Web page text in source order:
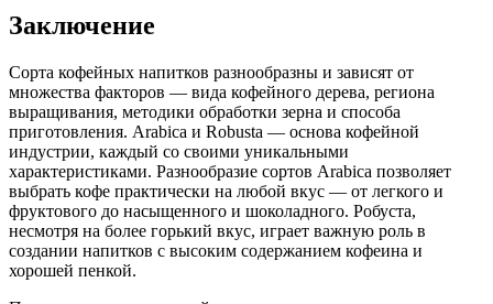
Заключение
Сорта кофейных напитков разнообразны и зависят от
множества факторов — вида кофейного дерева, региона
выращивания, методики обработки зерна и способа
приготовления. Arabica и Robusta — основа кофейной
индустрии, каждый со своими уникальными
характеристиками. Разнообразие сортов Arabica позволяет
выбрать кофе практически на любой вкус — от легкого и
фруктового до насыщенного и шоколадного. Робуста,
несмотря на более горький вкус, играет важную роль в
создании напитков с высоким содержанием кофеина и
хорошей пенкой.